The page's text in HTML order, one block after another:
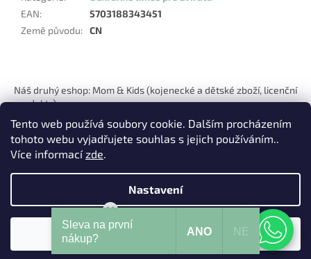
Tento web používá soubory cookie. Dalším procházením
tohoto webu vyjadřujete souhlas s jejich používáním..
Více informacízde.
Nastavení
EAN:
5703188343451
Země původu: CN
p
Náš druhý eshop: Mom & Kids (kojenecké a dětské zboží, licenční
produkty)
Vytvořil Shoptet
Copyright 2026 . Všechna práva vyhrazena.
Mohu Vám pomoci?
Sleva na první
nákup?
ANO NE